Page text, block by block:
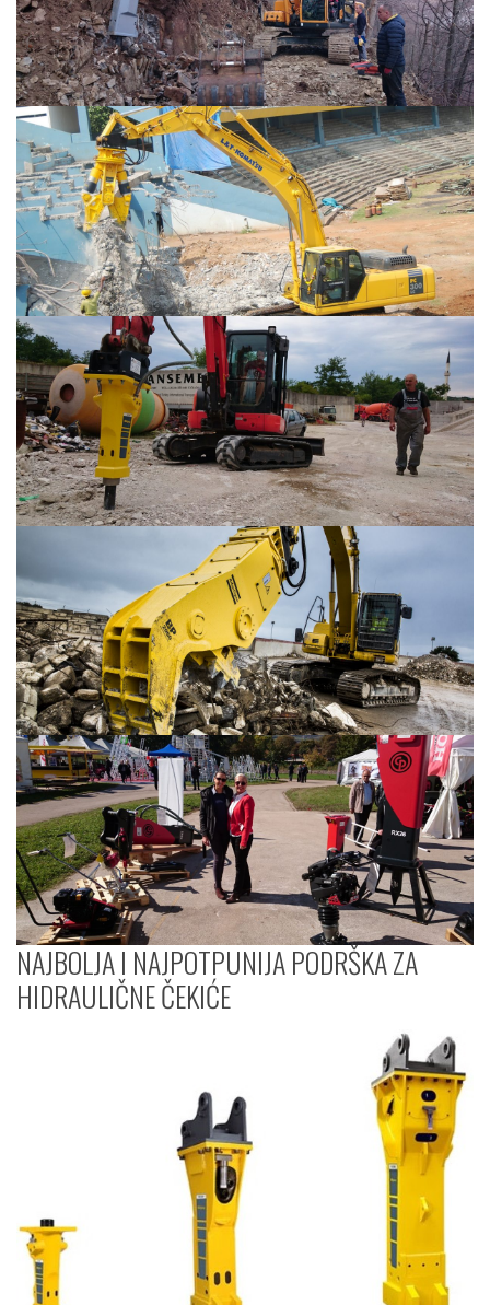
NAJBOLJA I NAJPOTPUNIJA PODRŠKA ZA
HIDRAULIČNE ČEKIĆE